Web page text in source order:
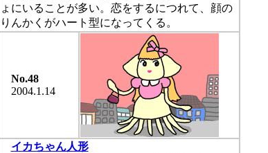
ょにいることが多い。恋をするにつれて、顔の
りんかくがハート型になってくる。
No.48
2004.1.14
イカちゃん人形